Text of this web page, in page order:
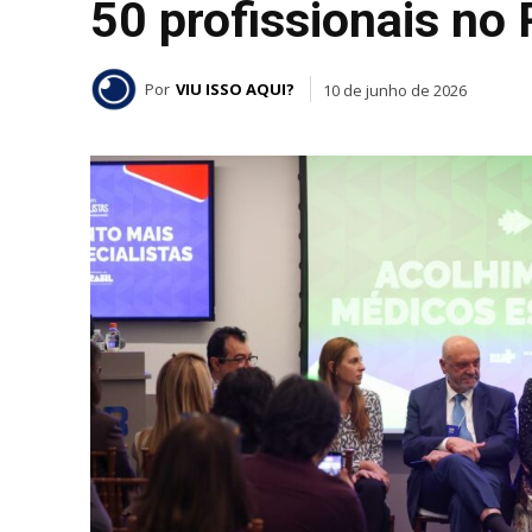
50 profissionais no
Por VIU ISSO AQUI? 10 de junho de 2026